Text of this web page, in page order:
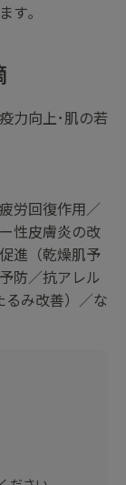
す｡
⼒向上･肌の若
労回復作用／
性皮膚炎の改
進（乾燥肌予
防／抗アレル
るみ改善）／な